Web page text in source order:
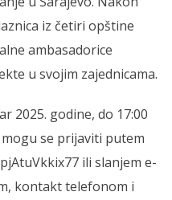
iz četiri opštine
ambasadorice
u svojim zajednicama.
2025. godine, do 17:00
se prijaviti putem
ili slanjem e-
kontakt telefonom i